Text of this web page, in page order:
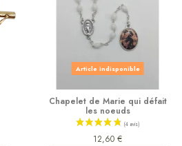
Article indisponible
Chapelet de Marie qui défait
les noeuds
12,60 €